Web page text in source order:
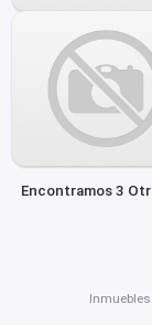
Encontramos 3
Inmuebles